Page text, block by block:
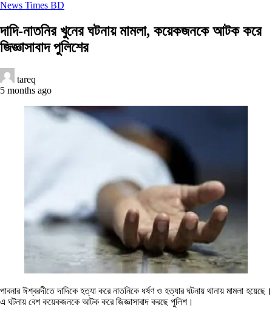
News Times BD
দাদি-নাতনির খুনের ঘটনায় মামলা, কয়েকজনকে আটক করে
জিজ্ঞাসাবাদ পুলিশের
tareq
5 months ago
পাবনার ঈশ্বরদীতে দাদিকে হত্যা করে নাতনিকে ধর্ষণ ও হত্যার ঘটনায় থানায় মামলা হয়েছে।
এ ঘটনায় বেশ কয়েকজনকে আটক করে জিজ্ঞাসাবাদ করছে পুলিশ।